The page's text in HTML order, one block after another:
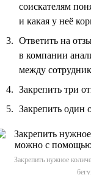
соискателям
и какая у неё
Ответить на
в компании
между
Закрепить три
Закрепить один
Закрепить нужное